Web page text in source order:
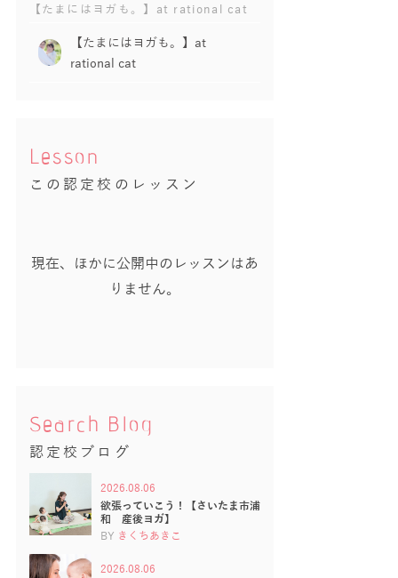
【たまにはヨガも。】at rational cat
【たまにはヨガも。】at
rational cat
Lesson
この認定校のレッスン
現在、ほかに公開中のレッスンはあ
りません。
Search Blog
認定校ブログ
2026.08.06
欲張っていこう！【さいたま市浦
和 産後ヨガ】
BY きくちあきこ
2026.08.06